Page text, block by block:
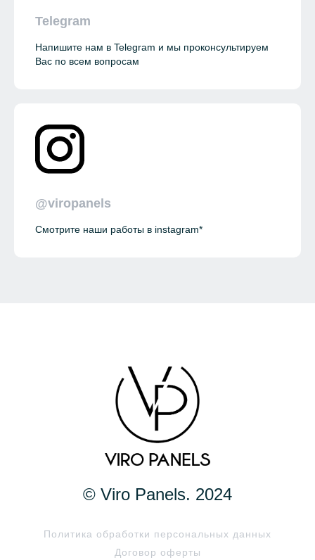
Telegram
Напишите нам в Telegram и мы проконсультируем
Вас по всем вопросам
@viropanels
Смотрите наши работы в instagram*
© Viro Panels. 2024
Политика обработки персональных данных
Договор оферты